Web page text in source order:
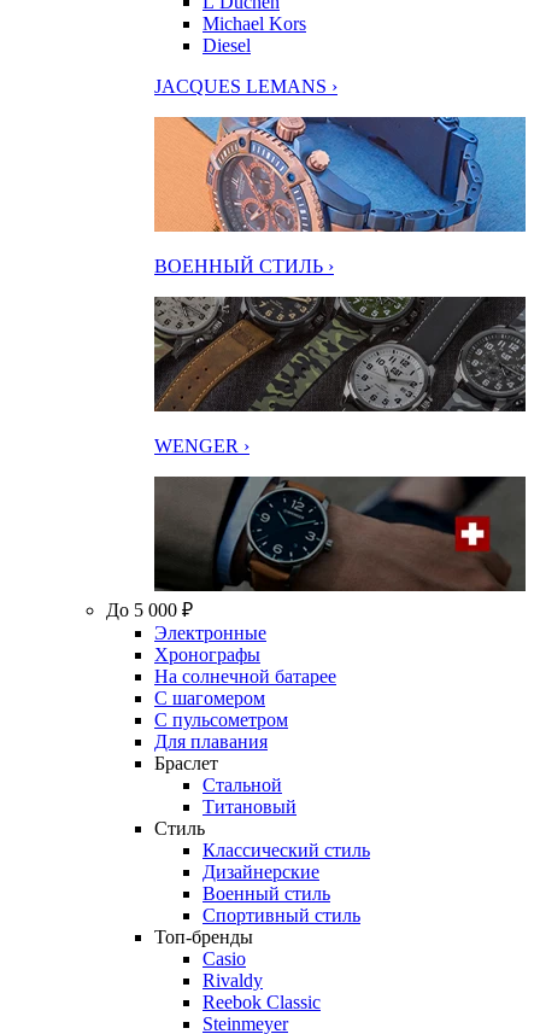
Michael Kors
Diesel
JACQUES LEMANS ›
ВОЕННЫЙ СТИЛЬ ›
WENGER ›
До 5 000 ₽
Электронные
Хронографы
На солнечной батарее
С шагомером
С пульсометром
Для плавания
Браслет
Стальной
Титановый
Стиль
Классический стиль
Дизайнерские
Военный стиль
Спортивный стиль
Топ-бренды
Casio
Rivaldy
Reebok Classic
Steinmeyer